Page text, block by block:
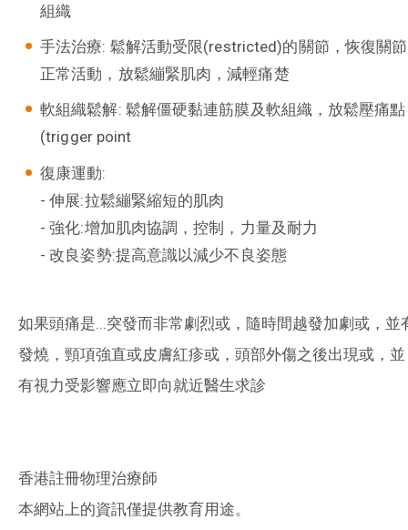
組織
手法治療: 鬆解活動受限(restricted)的關節，恢復關節
正常活動，放鬆繃緊肌肉，減輕痛楚
軟組織鬆解: 鬆解僵硬黏連筋膜及軟組織，放鬆壓痛點
(trigger point
復康運動:
- 伸展:拉鬆繃緊縮短的肌肉
- 強化:增加肌肉協調，控制，力量及耐力
- 改良姿勢:提高意識以減少不良姿態
如果頭痛是...突發而非常劇烈或，隨時間越發加劇或，並
發燒，頸項強直或皮膚紅疹或，頭部外傷之後出現或，並
有視力受影響應立即向就近醫生求診
香港註冊物理治療師
本網站上的資訊僅提供教育用途。